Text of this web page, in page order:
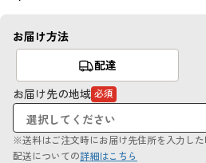
お届け方法
配達
お届け先の地域 必須
（必
須
項
目）
※送料はご注文時にお届け先住所を入力した
配送についての詳細はこちら